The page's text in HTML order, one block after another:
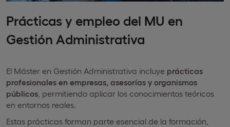
Prácticas y empleo del MU en
Gestión Administrativa
El Máster en Gestión Administrativa incluye prácticas
profesionales en empresas, asesorías y organismos
públicos , permitiendo aplicar los conocimientos teóricos
en entornos reales.
Estas prácticas forman parte esencial de la formación,